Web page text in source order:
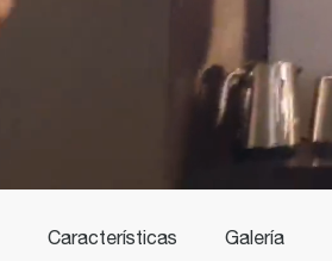
Características Galería